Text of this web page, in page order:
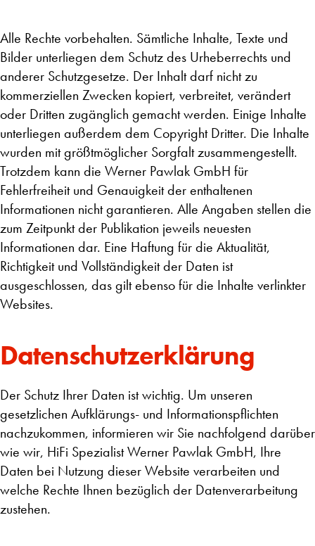
Alle Rechte vorbehalten. Sämtliche Inhalte, Texte und
Bilder unterliegen dem Schutz des Urheberrechts und
anderer Schutzgesetze. Der Inhalt darf nicht zu
kommerziellen Zwecken kopiert, verbreitet, verändert
oder Dritten zugänglich gemacht werden. Einige Inhalte
unterliegen außerdem dem Copyright Dritter. Die Inhalte
wurden mit größtmöglicher Sorgfalt zusammengestellt.
Trotzdem kann die Werner Pawlak GmbH für
Fehlerfreiheit und Genauigkeit der enthaltenen
Informationen nicht garantieren. Alle Angaben stellen die
zum Zeitpunkt der Publikation jeweils neuesten
Informationen dar. Eine Haftung für die Aktualität,
Richtigkeit und Vollständigkeit der Daten ist
ausgeschlossen, das gilt ebenso für die Inhalte verlinkter
Websites.
Datenschutzerklärung
Der Schutz Ihrer Daten ist wichtig. Um unseren
gesetzlichen Aufklärungs- und Informationspflichten
nachzukommen, informieren wir Sie nachfolgend darüber
wie wir, HiFi Spezialist Werner Pawlak GmbH, Ihre
Daten bei Nutzung dieser Website verarbeiten und
welche Rechte Ihnen bezüglich der Datenverarbeitung
zustehen.